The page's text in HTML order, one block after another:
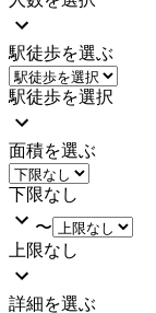
駅徒歩を選ぶ
駅徒歩を選択
面積を選ぶ
下限なし
〜
上限なし
詳細を選ぶ